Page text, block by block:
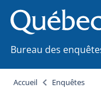
Bureau des
Accueil Enquêtes